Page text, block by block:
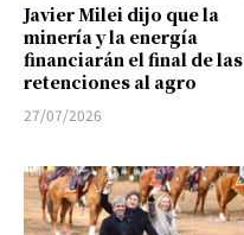
Javier Milei dijo que la
minería y la energía
financiarán el final de las
retenciones al agro
27/07/2026